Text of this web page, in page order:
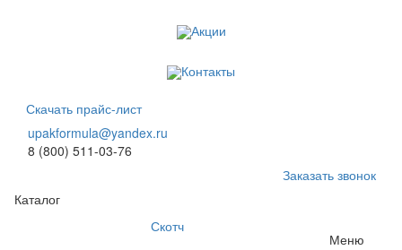
Акции
Контакты
Скачать прайс-лист
upakformula@yandex.ru
8 (800) 511-03-76
Заказать звонок
Меню
Каталог
Скотч